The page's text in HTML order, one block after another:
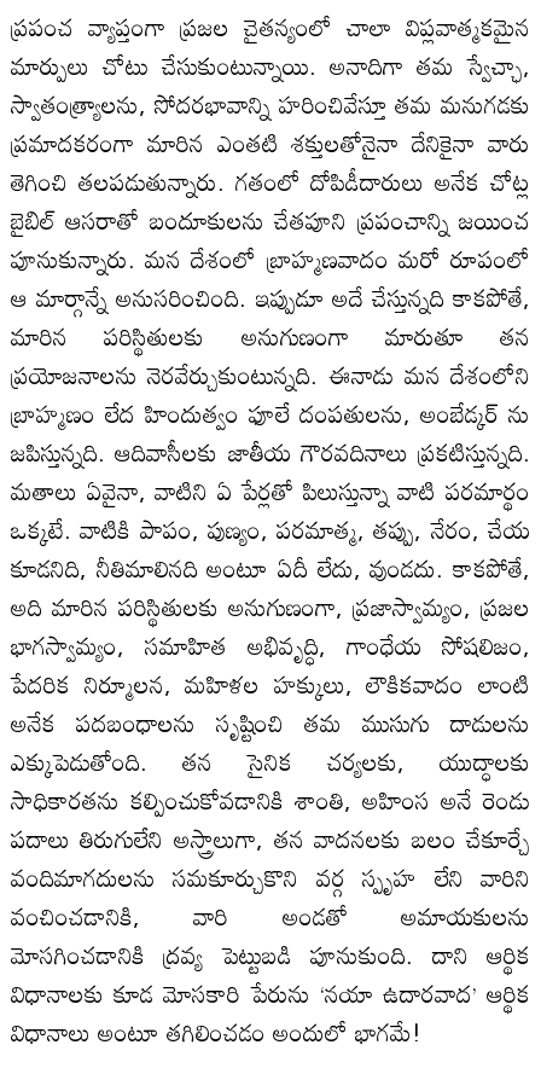
ప్రపంచ వ్యాప్తంగా ప్రజల చైతన్యంలో చాలా విప్లవాత్మకమైన
మార్పులు చోటు చేసుకుంటున్నాయి. అనాదిగా తమ స్వేచ్ఛా,
స్వాతంత్ర్యాలను, సోదరభావాన్ని హరించివేస్తూ తమ మనుగడకు
ప్రమాదకరంగా మారిన ఎంతటి శక్తులతోనైనా దేనికైనా వారు
తెగించి తలపడుతున్నారు. గతంలో దోపిడీదారులు అనేక చోట్ల
బైబిల్ ఆసరాతో బందూకులను చేతపూని ప్రపంచాన్ని జయించ
పూనుకున్నారు. మన దేశంలో బ్రాహ్మణవాదం మరో రూపంలో
ఆ మార్గాన్నే అనుసరించింది. ఇప్పుడూ అదే చేస్తున్నది కాకపోతే,
మారిన పరిస్థితులకు అనుగుణంగా మారుతూ తన
ప్రయోజనాలను నెరవేర్చుకుంటున్నది. ఈనాడు మన దేశంలోని
బ్రాహ్మణం లేద హిందుత్వం ఫూలే దంపతులను, అంబేడ్కర్ ను
జపిస్తున్నది. ఆదివాసీలకు జాతీయ గౌరవదినాలు ప్రకటిస్తున్నది.
మతాలు ఏవైనా, వాటిని ఏ పేర్లతో పిలుస్తున్నా వాటి పరమార్థం
ఒక్కటే. వాటికి పాపం, పుణ్యం, పరమాత్మ, తప్పు, నేరం, చేయ
కూడనిది, నీతిమాలినది అంటూ ఏదీ లేదు, వుండదు. కాకపోతే,
అది మారిన పరిస్థితులకు అనుగుణంగా, ప్రజాస్వామ్యం, ప్రజల
భాగస్వామ్యం, సమాహిత అభివృద్ధి, గాంధేయ సోషలిజం,
పేదరిక నిర్మూలన, మహిళల హక్కులు, లౌకికవాదం లాంటి
అనేక పదబంధాలను సృష్టించి తమ ముసుగు దాడులను
ఎక్కుపెడుతోంది. తన సైనిక చర్యలకు, యుద్ధాలకు
సాధికారతను కల్పించుకోవడానికి శాంతి, అహింస అనే రెండు
పదాలు తిరుగులేని అస్త్రాలుగా, తన వాదనలకు బలం చేకూర్చే
వందిమాగదులను సమకూర్చుకొని వర్గ స్పృహ లేని వారిని
వంచించడానికి, వారి అండతో అమాయకులను
మోసగించడానికి ద్రవ్య పెట్టుబడి పూనుకుంది. దాని ఆర్థిక
విధానాలకు కూడ మోసకారి పేరును ‘నయా ఉదారవాద’ ఆర్థిక
విధానాలు అంటూ తగిలించడం అందులో భాగమే!